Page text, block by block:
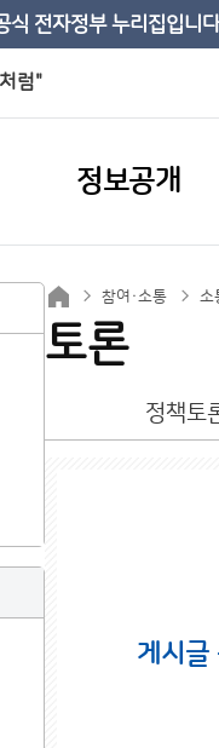
식 전자정부 누리집입니
럼"
정보공개
참여·소통 소
토론
정책토
게시글